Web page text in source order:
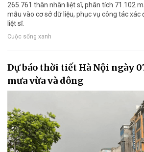
265.761 thân nhân liệt sĩ, phân tích 71.102
mẫu vào cơ sở dữ liệu, phục vụ công tác xác
liệt sĩ.
Cuộc sống xanh
Dự báo thời tiết Hà Nội ngày
mưa vừa và dông